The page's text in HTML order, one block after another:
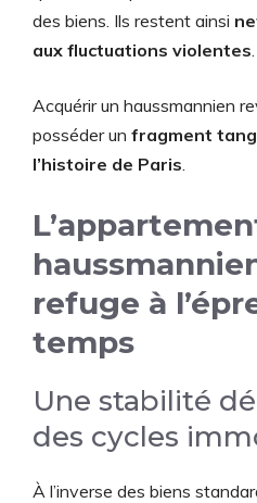
des biens. Ils restent ainsi
aux fluctuations violentes.
Acquérir un haussmannien
posséder un fragment
l’histoire de Paris.
refuge à
temps
Une stabilité
des cycles
À l’inverse des biens